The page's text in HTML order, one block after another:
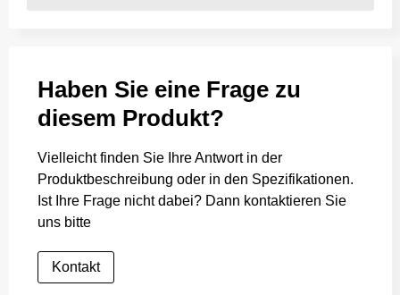
Haben Sie eine Frage zu
diesem Produkt?
Vielleicht finden Sie Ihre Antwort in der
Produktbeschreibung oder in den Spezifikationen.
Ist Ihre Frage nicht dabei? Dann kontaktieren Sie
uns bitte
Kontakt